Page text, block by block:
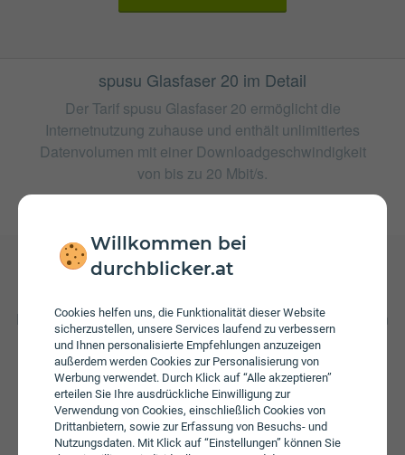
Willkommen bei
durchblicker.at
Cookies helfen uns, die Funktionalität dieser Website
sicherzustellen, unsere Services laufend zu verbessern
und Ihnen personalisierte Empfehlungen anzuzeigen
außerdem werden Cookies zur Personalisierung von
Werbung verwendet. Durch Klick auf “Alle akzeptieren”
erteilen Sie Ihre ausdrückliche Einwilligung zur
Verwendung von Cookies, einschließlich Cookies von
Drittanbietern, sowie zur Erfassung von Besuchs- und
Nutzungsdaten. Mit Klick auf “Einstellungen” können Sie
spusu Glasfaser 20 im Detail
Der Tarif spusu Glasfaser 20 ermöglicht die
Internetnutzung zuhause und enthält unlimitiertes
Datenvolumen mit einer Downloadgeschwindigkeit
von bis zu 20 Mbit/s.
Beim Tarif spusu Glasfaser 20 fallen monatliche Gebühren
von € 19,90 an.